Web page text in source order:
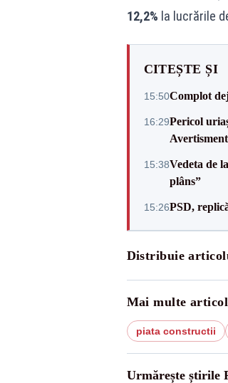
12,2% la lucrările
CITEȘTE ȘI
15:50Complot
16:29Pericol
15:38Vedeta de
plâns”
15:26PSD,
Distribuie
Mai multe
piata constructii
Urmărește știrile